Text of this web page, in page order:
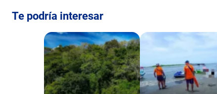
Te podría interesar